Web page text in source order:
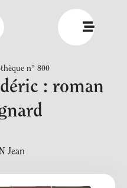
n° 800
: roman
Jean